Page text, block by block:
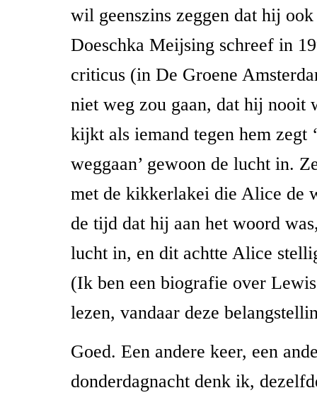
wil geenszins zeggen dat hij
Doeschka Meijsing schreef in
criticus (in De Groene
niet weg zou gaan, dat hij nooit
kijkt als iemand tegen hem zegt
weggaan’ gewoon de lucht in.
met de kikkerlakei die Alice de
de tijd dat hij aan het woord
lucht in, en dit achtte Alice
(Ik ben een biografie over
lezen, vandaar deze
Goed. Een andere keer, een
donderdagnacht denk ik,